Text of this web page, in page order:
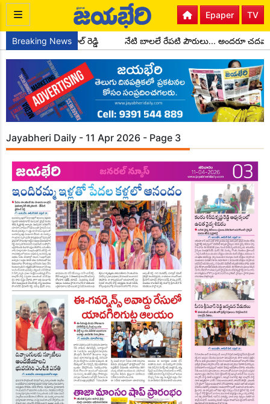
TV
Epaper
Breaking News
చాడ కొండాల్ రెడ్డి నేటి బాలలే రేపటి పౌరులు... అందరూ
Jayabheri Daily - 11 Apr 2026 - Page 3